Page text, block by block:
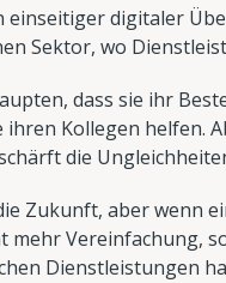
einseitiger digitaler
Sektor, wo
dass sie ihr
Kollegen helfen.
die
Zukunft, aber wenn
mehr Vereinfachung,
Dienstleistungen